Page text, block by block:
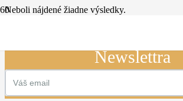
Neboli nájdené žiadne výsledky.
Newslettra